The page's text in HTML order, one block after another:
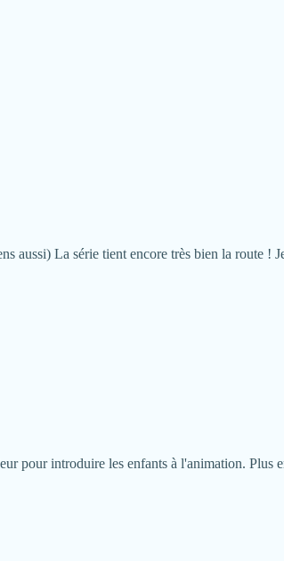
aussi) La série tient encore très bien la route !
pour introduire les enfants à l'animation. Plus